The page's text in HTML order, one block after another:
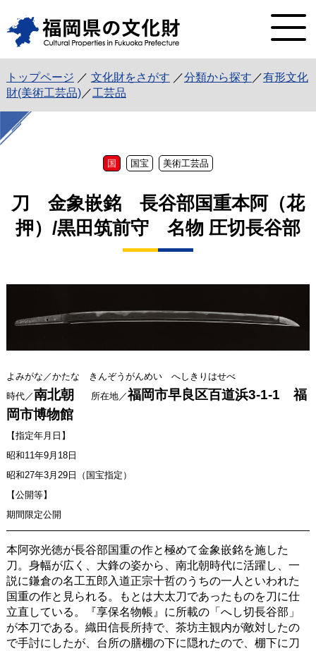
トップページ ／ 文化財をさがす ／分類から探す ／有形文化
財(美術工芸品)／工芸品
国 国宝 美術工芸品
刀 金象嵌銘 長谷部国重本阿（花
押）/黒田筑前守 名物 圧切長谷部
よみがな／かたな きんぞうがんめい へしきりはせべ
時代／南北朝 所在地／福岡市早良区百道浜3-1-1 福
岡市博物館
【指定年月日】
昭和11年9月18日
昭和27年3月29日（国宝指定）
【公開等】
期間限定公開
本阿弥光徳が長谷部国重の作と極めて金象嵌銘を施した
刀。身幅が広く、大鋒の姿から、南北朝時代に活躍し、一
説に鎌倉の名工五郎入道正宗十哲のうちの一人といわれた
国重の作と見られる。もとは大太刀であったものを刀に仕
立直している。『享保名物帳』に所載の「へし切長谷部」
が本刀である。織田信長所持で、茶坊主観内が敵対したの
で手討にしたが、台所の膳棚の下に隠れたので、棚下に刀